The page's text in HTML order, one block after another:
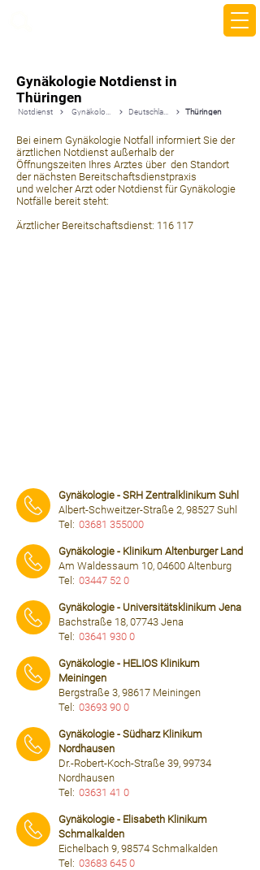
Gynäkologie Notdienst in
Thüringen
Notdienst Thüringen
Bei einem Gynäkologie Notfall informiert Sie der
ärztlichen Notdienst außerhalb der
Öffnungszeiten Ihres Arztes über den Standort
der nächsten Bereitschaftsdienstpraxis
und welcher Arzt oder Notdienst für Gynäkologie
Notfälle bereit steht:
Ärztlicher Bereitschaftsdienst: 116 117
Gynäkologie - SRH Zentralklinikum Suhl
Albert-Schweitzer-Straße 2, 98527 Suhl
Tel: 03681 355000
Gynäkologie - Klinikum Altenburger Land
Am Waldessaum 10, 04600 Altenburg
Tel: 03447 52 0
Gynäkologie - Universitätsklinikum Jena
Bachstraße 18, 07743 Jena
Tel: 03641 930 0
Gynäkologie - HELIOS Klinikum
Meiningen
Bergstraße 3, 98617 Meiningen
Tel: 03693 90 0
Gynäkologie - Südharz Klinikum
Nordhausen
Dr.-Robert-Koch-Straße 39, 99734
Nordhausen
Tel: 03631 41 0
Gynäkologie - Elisabeth Klinikum
Schmalkalden
Eichelbach 9, 98574 Schmalkalden
Tel: 03683 645 0